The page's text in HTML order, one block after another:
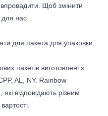
Щоб змінити
для нас.
для пакета для упаковки
пакетів виготовлені з
AL, NY. Rainbow
відповідають різним